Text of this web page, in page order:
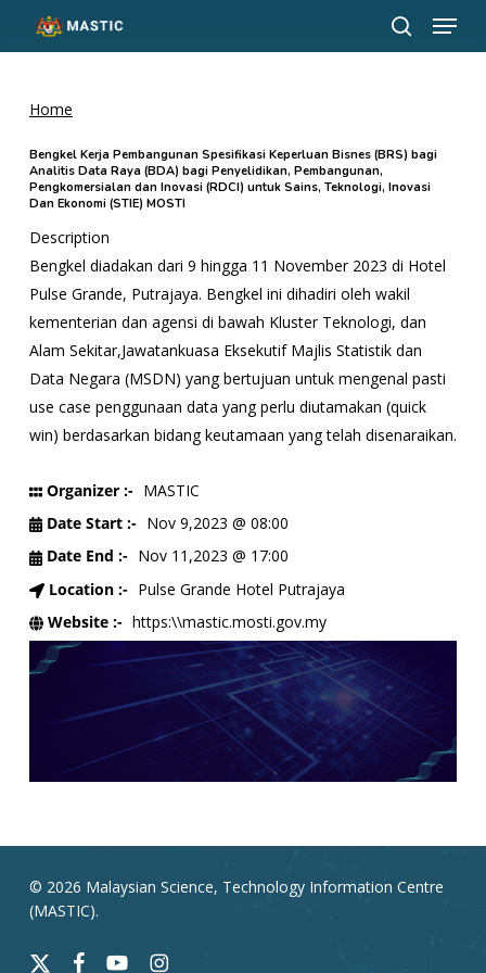
search
Menu
Home
Bengkel Kerja Pembangunan Spesifikasi Keperluan Bisnes (BRS) bagi
Analitis Data Raya (BDA) bagi Penyelidikan, Pembangunan,
Pengkomersialan dan Inovasi (RDCI) untuk Sains, Teknologi, Inovasi
Dan Ekonomi (STIE) MOSTI
Description
Bengkel diadakan dari 9 hingga 11 November 2023 di Hotel
Pulse Grande, Putrajaya. Bengkel ini dihadiri oleh wakil
kementerian dan agensi di bawah Kluster Teknologi, dan
Alam Sekitar,Jawatankuasa Eksekutif Majlis Statistik dan
Data Negara (MSDN) yang bertujuan untuk mengenal pasti
use case penggunaan data yang perlu diutamakan (quick
win) berdasarkan bidang keutamaan yang telah disenaraikan.
Organizer :- MASTIC
Date Start :- Nov 9,2023 @ 08:00
Date End :- Nov 11,2023 @ 17:00
Location :- Pulse Grande Hotel Putrajaya
Website :- https:\\mastic.mosti.gov.my
© 2026 Malaysian Science, Technology Information Centre
(MASTIC).
x- facebookyoutubeinstagram